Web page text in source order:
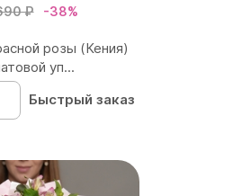
₽ -38%
розы (Кения)
уп...
Быстрый заказ